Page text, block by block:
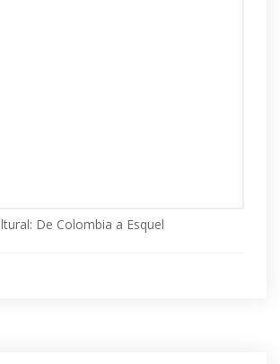
De Colombia a Esquel